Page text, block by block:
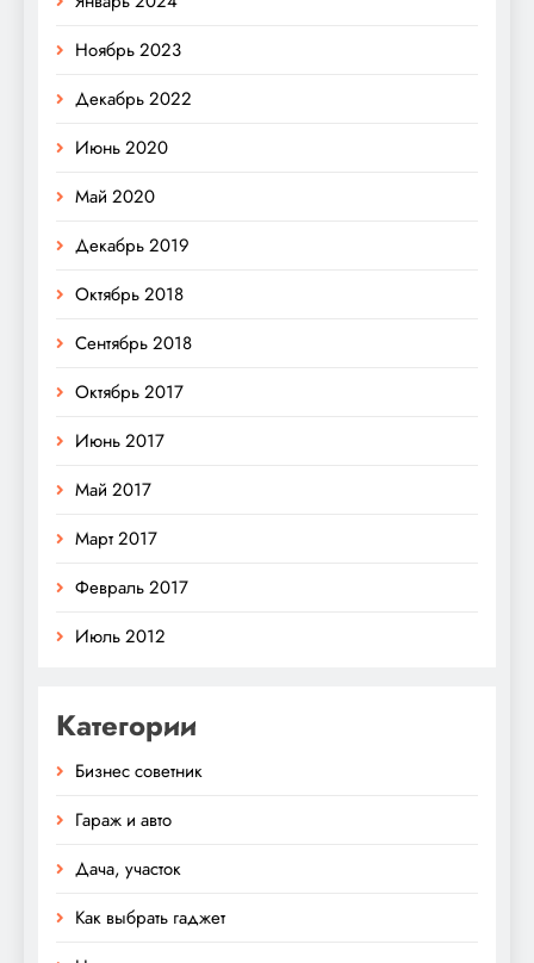
Ноябрь 2023
Декабрь 2022
Июнь 2020
Май 2020
Декабрь 2019
Октябрь 2018
Сентябрь 2018
Октябрь 2017
Июнь 2017
Май 2017
Март 2017
Февраль 2017
Июль 2012
Категории
Бизнес советник
Гараж и авто
Дача, участок
Как выбрать гаджет